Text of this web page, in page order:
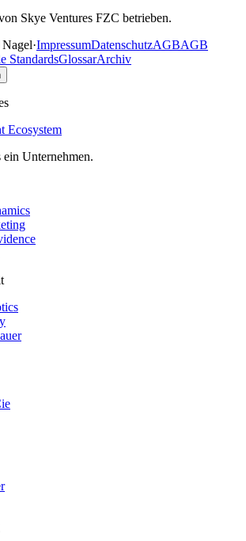
Skye Ventures FZC betrieben.
·ImpressumDatenschutzAGBAGB
StandardsGlossarArchiv
Ecosystem
Unternehmen.